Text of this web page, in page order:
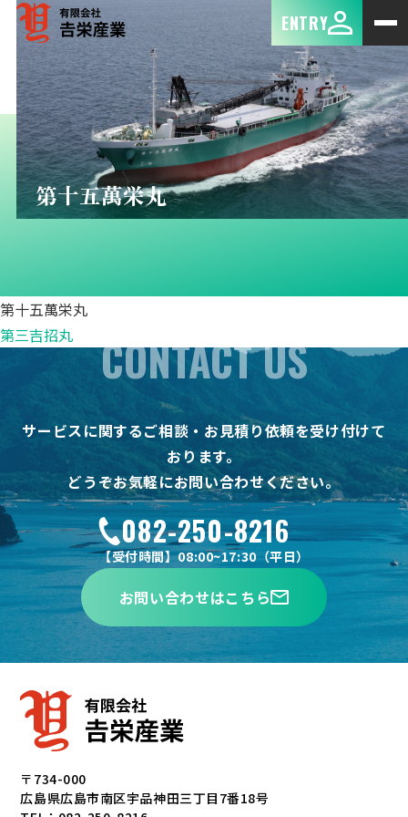
ENTRY
第十五萬栄丸
第十五萬栄丸
第三吉招丸
CONTACT US
サービスに関するご相談・お見積り依頼を受け付けて
おります。
どうぞお気軽にお問い合わせください。
082-250-8216
【受付時間】08:00~17:30（平日）
お問い合わせはこちら
〒734-000
広島県広島市南区宇品神田三丁目7番18号